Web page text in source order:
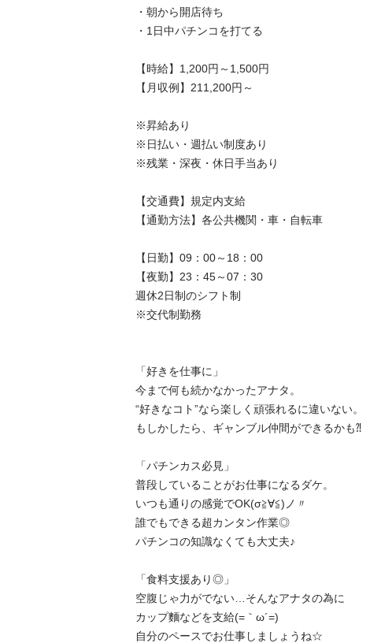
・朝から開店待ち
・1日中パチンコを打てる
【時給】1,200円～1,500円
【月収例】211,200円～
※昇給あり
※日払い・週払い制度あり
※残業・深夜・休日手当あり
【交通費】規定内支給
【通勤方法】各公共機関・車・自転車
【日勤】09：00～18：00
【夜勤】23：45～07：30
週休2日制のシフト制
※交代制勤務
「好きを仕事に」
今まで何も続かなかったアナタ。
“好きなコト”なら楽しく頑張れるに違いない。
もしかしたら、ギャンブル仲間ができるかも⁈
「パチンカス必見」
普段していることがお仕事になるダケ。
いつも通りの感覚でOK(σ≧∀≦)ノ〃
誰でもできる超カンタン作業◎
パチンコの知識なくても大丈夫♪
「食料支援あり◎」
空腹じゃ力がでない…そんなアナタの為に
カップ麵などを支給(=｀ω´=)
自分のペースでお仕事しましょうね☆